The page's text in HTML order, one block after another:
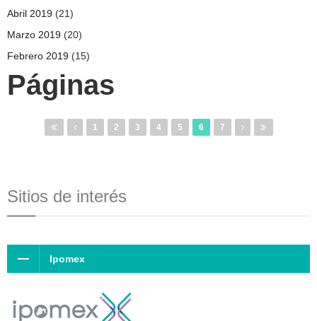
Abril 2019 (21)
Marzo 2019 (20)
Febrero 2019 (15)
Páginas
1 2 3 4 5 6 7
Sitios de interés
Ipomex